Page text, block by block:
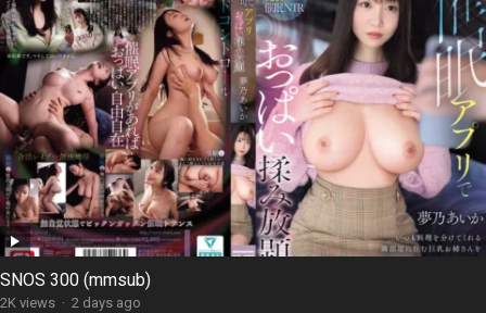
SNOS 300 (mmsub)
2K views · 2 days ago